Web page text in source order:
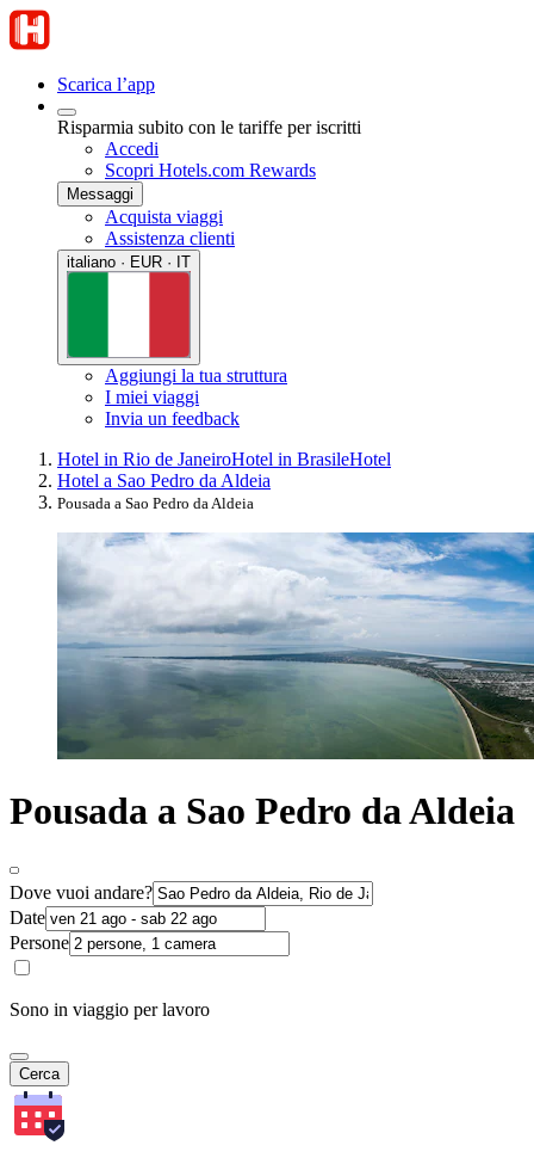
Scarica l’app
Risparmia subito con le tariffe per iscritti
Accedi
Scopri Hotels.com Rewards
Messaggi
Acquista viaggi
Assistenza clienti
italiano · EUR · IT
Aggiungi la tua struttura
I miei viaggi
Invia un feedback
Hotel in Rio de JaneiroHotel in BrasileHotel
Hotel a Sao Pedro da Aldeia
Pousada a Sao Pedro da Aldeia
Pousada a Sao Pedro da Aldeia
Dove vuoi andare?
Date
Persone
Sono in viaggio per lavoro
Cerca